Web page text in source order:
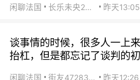
闲聊法国 长乐未央2015 昨天13:05
谈事情的时候，很多人一上
抬杠，但是都忘记了谈判的
闲聊法国 街友472838572 昨天12:26